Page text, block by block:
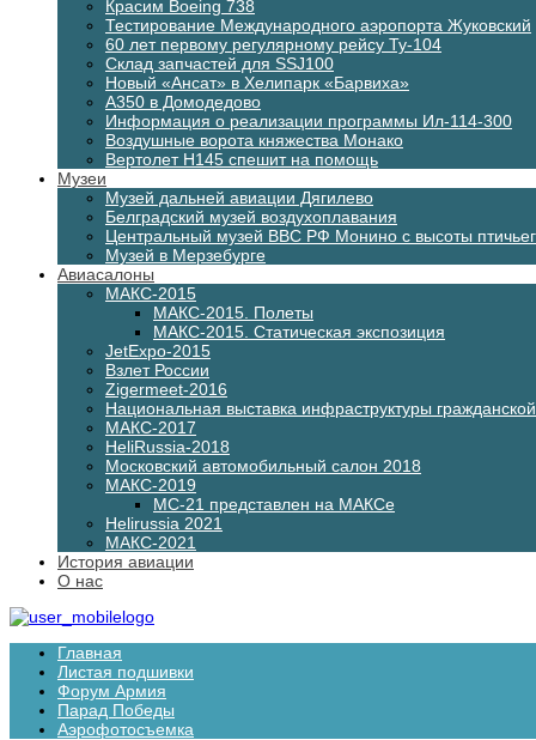
Красим Boeing 738
Тестирование Международного аэропорта Жуковский
60 лет первому регулярному рейсу Ту-104
Склад запчастей для SSJ100
Новый «Ансат» в Хелипарк «Барвиха»
А350 в Домодедово
Информация о реализации программы Ил-114-300
Воздушные ворота княжества Монако
Вертолет H145 спешит на помощь
Музеи
Музей дальней авиации Дягилево
Белградский музей воздухоплавания
Центральный музей ВВС РФ Монино с высоты
Музей в Мерзебурге
Авиасалоны
МАКС-2015
МАКС-2015. Полеты
МАКС-2015. Статическая экспозиция
JetExpo-2015
Взлет России
Zigermeet-2016
Национальная выставка инфраструктуры
МАКС-2017
HeliRussia-2018
Московский автомобильный салон 2018
МАКС-2019
МС-21 представлен на МАКСе
Helirussia 2021
МАКС-2021
История авиации
О нас
Главная
Листая подшивки
Форум Армия
Парад Победы
Аэрофотосъемка